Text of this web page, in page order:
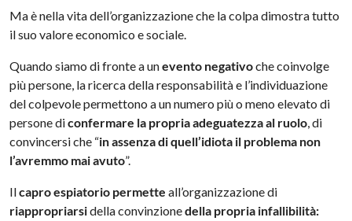
Ma è nella vita dell’organizzazione che la colpa dimostra tutto
il suo valore economico e sociale.
Quando siamo di fronte a unevento negativoche coinvolge
più persone, la ricerca della responsabilità e l’individuazione
del colpevole permettono a un numero più o meno elevato di
persone diconfermare la propria adeguatezza al ruolo, di
convincersi che “in assenza di quell’idiota il problema non
l’avremmo mai avuto”.
Ilcapro espiatorio permetteall’organizzazione di
riappropriarsidella convinzionedella propria infallibilità: